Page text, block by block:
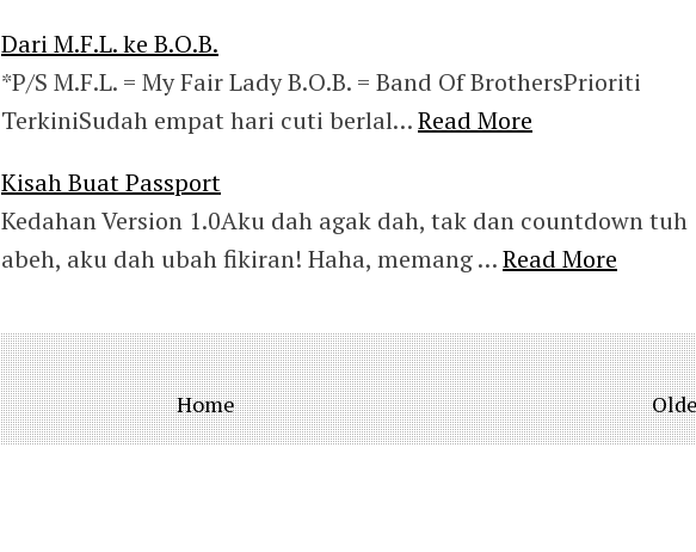
Dari M.F.L. ke B.O.B.
*P/S M.F.L. = My Fair Lady B.O.B. = Band Of BrothersPrioriti
TerkiniSudah empat hari cuti berlal…Read More
Kisah Buat Passport
Kedahan Version 1.0Aku dah agak dah, tak dan countdown tuh
abeh, aku dah ubah fikiran! Haha, memang …Read More
Home